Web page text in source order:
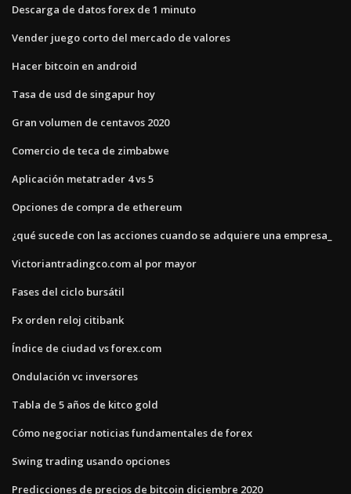
Descarga de datos forex de 1 minuto
Vender juego corto del mercado de valores
Hacer bitcoin en android
Tasa de usd de singapur hoy
Gran volumen de centavos 2020
Comercio de teca de zimbabwe
Aplicación metatrader 4 vs 5
Opciones de compra de ethereum
¿qué sucede con las acciones cuando se adquiere una empresa_
Victoriantradingco.com al por mayor
Fases del ciclo bursátil
Fx orden reloj citibank
Índice de ciudad vs forex.com
Ondulación vc inversores
Tabla de 5 años de kitco gold
Cómo negociar noticias fundamentales de forex
Swing trading usando opciones
Predicciones de precios de bitcoin diciembre 2020